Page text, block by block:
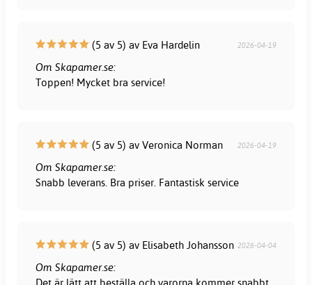
(5 av 5) av Eva Hardelin 2026-04-19
Om Skapamer.se:
Toppen! Mycket bra service!
(5 av 5) av Veronica Norman 2026-04-19
Om Skapamer.se:
Snabb leverans. Bra priser. Fantastisk service
(5 av 5) av Elisabeth Johansson 2026-04-04
Om Skapamer.se: